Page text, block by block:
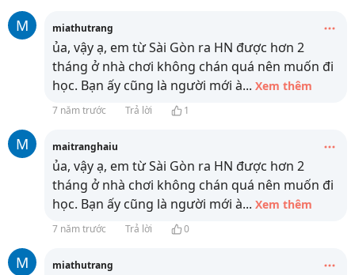
M miathutrang
ủa, vậy ạ, em từ Sài Gòn ra HN được hơn 2
tháng ở nhà chơi không chán quá nên muốn đi
học. Bạn ấy cũng là người mới à... Xem thêm
7 năm trước Trả lời 1
M maitranghaiu
ủa, vậy ạ, em từ Sài Gòn ra HN được hơn 2
tháng ở nhà chơi không chán quá nên muốn đi
học. Bạn ấy cũng là người mới à... Xem thêm
7 năm trước Trả lời 0
M miathutrang